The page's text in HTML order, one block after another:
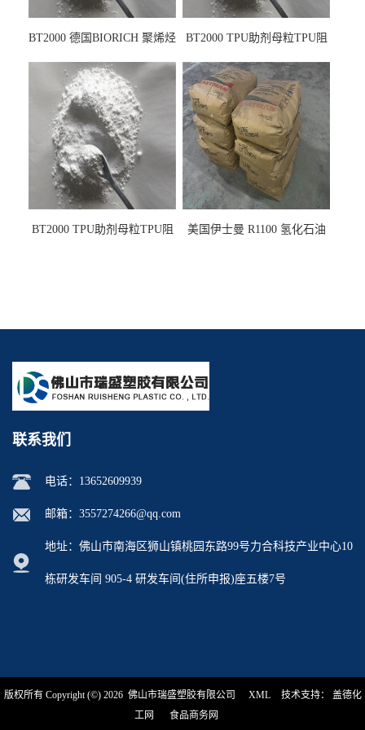
BT2000 德国BIORICH 聚烯烃
墨阻燃剂 TPU抗黄变剂 抗黄
变耐黄剂
BT2000 TPU助剂母粒TPU阻
剂雾面滑剂防粘剂 TPU抗黄
变剂 抗黄变耐黄剂
BT2000 TPU助剂母粒TPU阻
美国伊士曼 R1100 氢化石油
联系我们
电话： 13652609939
邮箱： 3557274266@qq.com
地址：佛山市南海区狮山镇桃园东路99号力合科技产业中心10
栋研发车间 905-4 研发车间(住所申报)座五楼7号
版权所有 Copyright (©) 2026 佛山市瑞盛塑胶有限公司 XML 技术支持： 盖德化
工网
食品商务网